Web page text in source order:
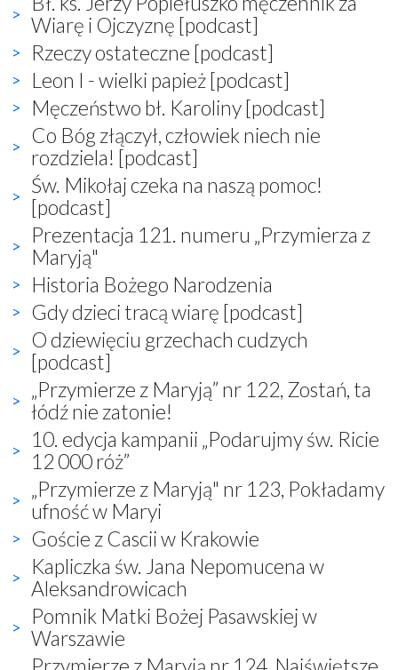
Wiarę i Ojczyznę [podcast]
Rzeczy ostateczne [podcast]
Leon I - wielki papież [podcast]
Męczeństwo bł. Karoliny [podcast]
Co Bóg złączył, człowiek niech nie
rozdziela! [podcast]
Św. Mikołaj czeka na naszą pomoc!
[podcast]
Prezentacja 121. numeru „Przymierza z
Maryją"
Historia Bożego Narodzenia
Gdy dzieci tracą wiarę [podcast]
O dziewięciu grzechach cudzych
[podcast]
„Przymierze z Maryją” nr 122, Zostań, ta
łódź nie zatonie!
10. edycja kampanii „Podarujmy św. Ricie
12 000 róż”
„Przymierze z Maryją" nr 123, Pokładamy
ufność w Maryi
Goście z Cascii w Krakowie
Kapliczka św. Jana Nepomucena w
Aleksandrowicach
Pomnik Matki Bożej Pasawskiej w
Warszawie